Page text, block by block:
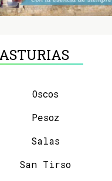
Oscos
Pesoz
Salas
San Tirso